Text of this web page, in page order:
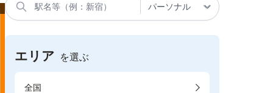
エリア を選ぶ
全国